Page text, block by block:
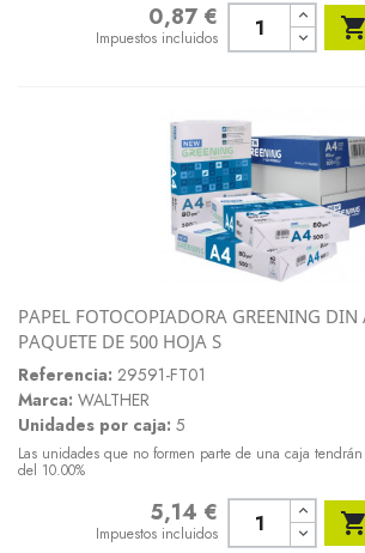
0,87 €
Impuestos incluidos 
PAPEL FOTOCOPIADORA GREENING
PAQUETE DE 500 HOJA S
Referencia: 29591-FT01
Marca: WALTHER
Unidades por caja: 5
Las unidades que no formen parte de una caja
del 10.00%
5,14 €
Impuestos incluidos 